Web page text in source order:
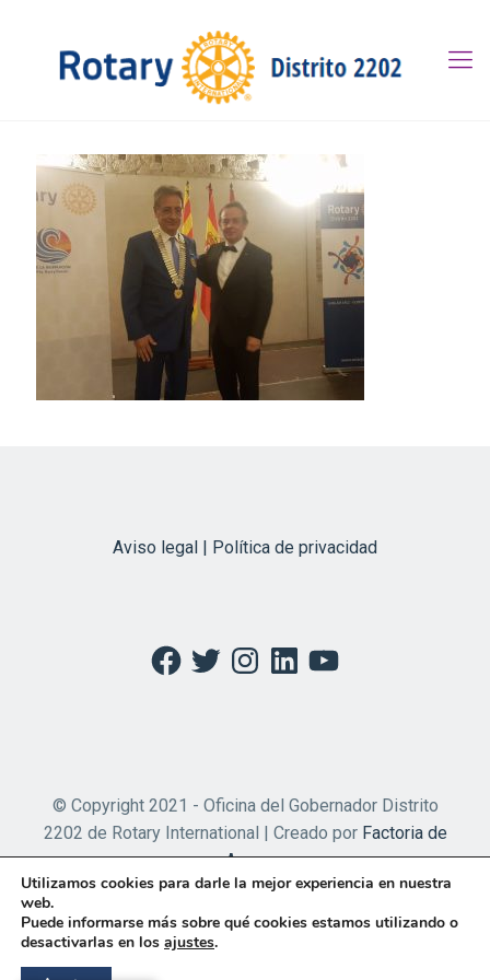
Aviso legal | Política de privacidad
Facebook
TwitterInstagramLinkedInYouTube
© Copyright 2021 - Oficina del Gobernador Distrito
2202 de Rotary International | Creado por Factoria de
Apps
Utilizamos cookies para darle la mejor experiencia en nuestra
web.
Puede informarse más sobre qué cookies estamos utilizando o
desactivarlas en los ajustes.